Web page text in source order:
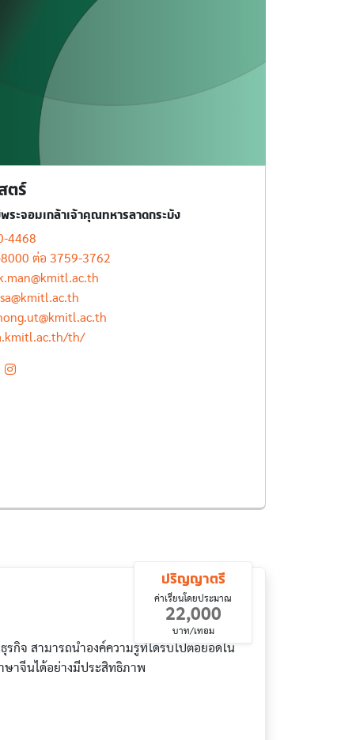
ตร์
ระจอมเกล้าเจ้าคุณทหารลาดกระบัง
4468
ต่อ 3759-3762
th/
กิจ สามารถนำองค์ความรู้ที่ได้รับไปต่อยอดใน
ษาจีนได้อย่างมีประสิทธิภาพ
ปริญญาตรี
ค่าเรียนโดยประมาณ
22,000
บาท/เทอม